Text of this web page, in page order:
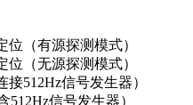
位（有源探测模式）
位（无源探测模式）
512Hz信号发生器）
512Hz信号发生器）